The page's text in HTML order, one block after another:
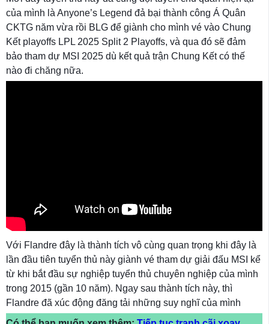
của mình là Anyone’s Legend đả bại thành công Á Quân
CKTG năm vừa rồi BLG để giành cho mình vé vào Chung
Kết playoffs LPL 2025 Split 2 Playoffs, và qua đó sẽ đảm
bảo tham dự MSI 2025 dù kết quả trận Chung Kết có thế
nào đi chăng nữa.
Với Flandre đây là thành tích vô cùng quan trọng khi đây là
lần đầu tiên tuyển thủ này giành vé tham dự giải đấu MSI kể
từ khi bắt đầu sự nghiệp tuyển thủ chuyên nghiệp của mình
trong 2015 (gần 10 năm). Ngay sau thành tích này, thì
Flandre đã xúc động đăng tải những suy nghĩ của mình